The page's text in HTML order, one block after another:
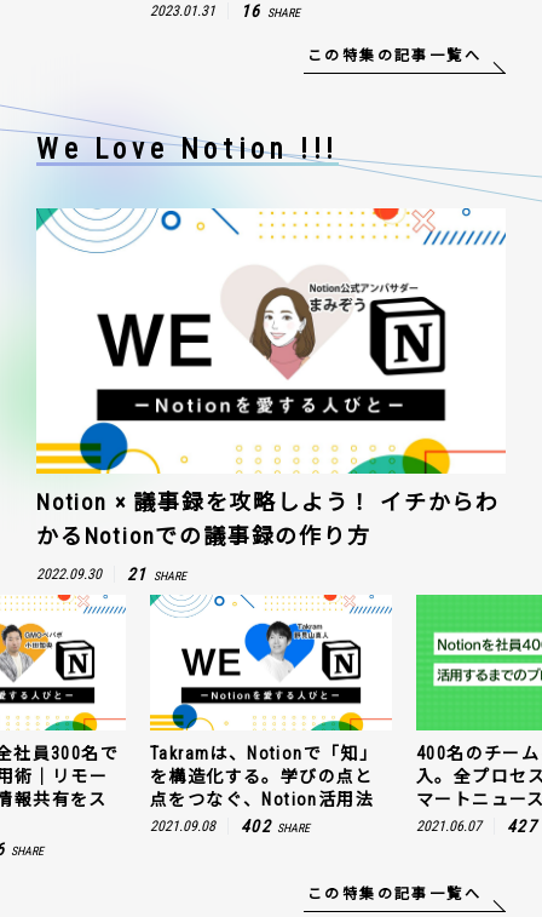
2023.01.31 16 SHARE
この特集の記事一覧へ
We Love Notion !!!
Notion × 議事録を攻略しよう！ イチからわ
かるNotionでの議事録の作り方
2022.09.30 21 SHARE
社員300名で
術｜リモー
報共有をス
SHARE
Takramは、Notionで「知」
を構造化する。学びの点と
点をつなぐ、Notion活用法
2021.09.08 402 SHARE
400名のチー
入。全プロセ
マートニュー
2021.06.07 427
この特集の記事一覧へ